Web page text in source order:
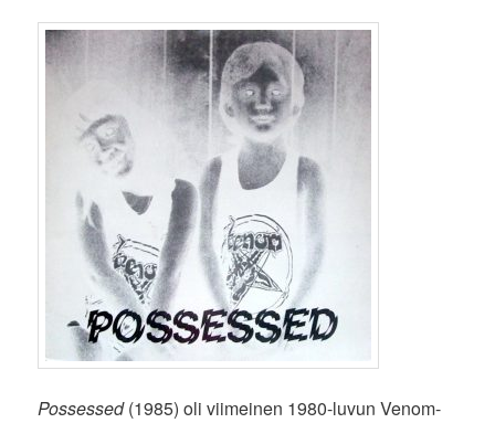
Possessed(1985) oli viimeinen 1980-luvun Venom-